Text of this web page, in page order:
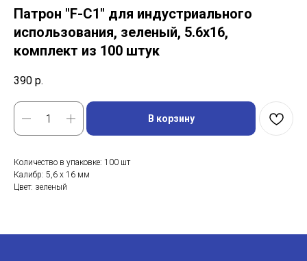
Патрон "F-C1" для индустриального
использования, зеленый, 5.6x16,
комплект из 100 штук
390 р.
В корзину
Количество в упаковке: 100 шт
Калибр: 5,6 x 16 мм
Цвет: зеленый